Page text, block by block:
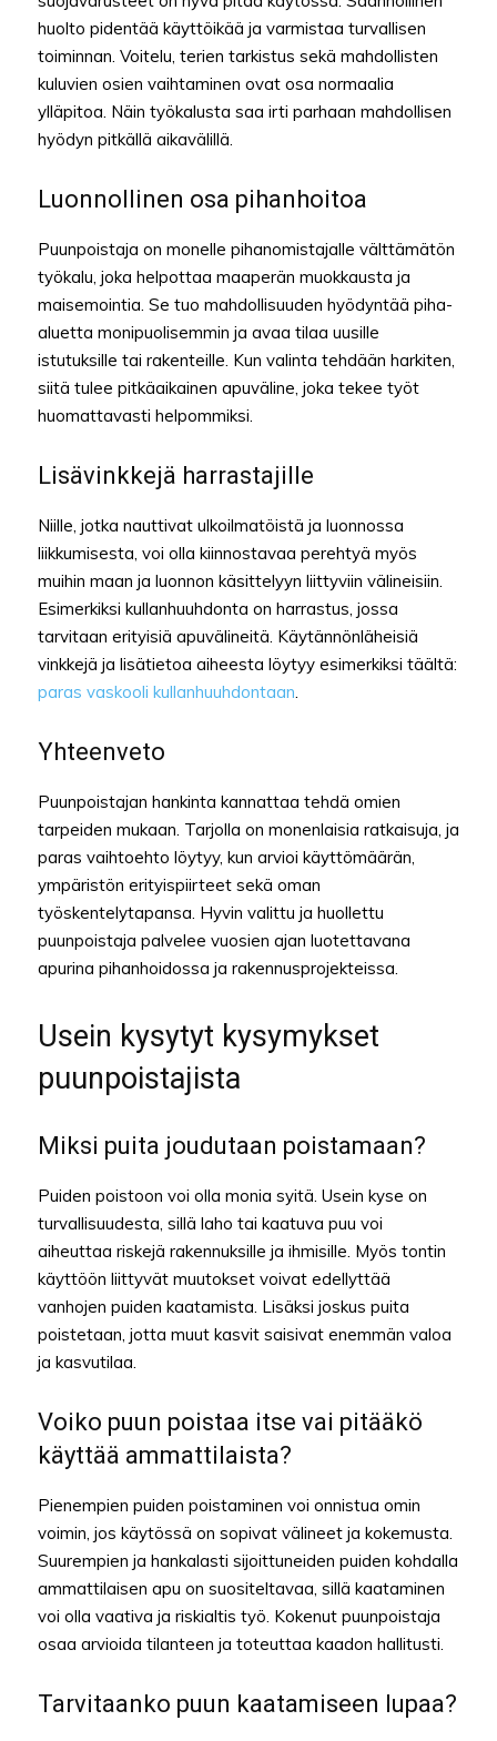
huolto pidentää käyttöikää ja varmistaa turvallisen
toiminnan. Voitelu, terien tarkistus sekä mahdollisten
kuluvien osien vaihtaminen ovat osa normaalia
ylläpitoa. Näin työkalusta saa irti parhaan mahdollisen
hyödyn pitkällä aikavälillä.
Luonnollinen osa pihanhoitoa
Puunpoistaja on monelle pihanomistajalle välttämätön
työkalu, joka helpottaa maaperän muokkausta ja
maisemointia. Se tuo mahdollisuuden hyödyntää piha-
aluetta monipuolisemmin ja avaa tilaa uusille
istutuksille tai rakenteille. Kun valinta tehdään harkiten,
siitä tulee pitkäaikainen apuväline, joka tekee työt
huomattavasti helpommiksi.
Lisävinkkejä harrastajille
Niille, jotka nauttivat ulkoilmatöistä ja luonnossa
liikkumisesta, voi olla kiinnostavaa perehtyä myös
muihin maan ja luonnon käsittelyyn liittyviin välineisiin.
Esimerkiksi kullanhuuhdonta on harrastus, jossa
tarvitaan erityisiä apuvälineitä. Käytännönläheisiä
vinkkejä ja lisätietoa aiheesta löytyy esimerkiksi täältä:
paras vaskooli kullanhuuhdontaan
Yhteenveto
Puunpoistajan hankinta kannattaa tehdä omien
tarpeiden mukaan. Tarjolla on monenlaisia ratkaisuja, ja
paras vaihtoehto löytyy, kun arvioi käyttömäärän,
ympäristön erityispiirteet sekä oman
työskentelytapansa. Hyvin valittu ja huollettu
puunpoistaja palvelee vuosien ajan luotettavana
apurina pihanhoidossa ja rakennusprojekteissa.
Usein kysytyt kysymykset
puunpoistajista
Miksi puita joudutaan poistamaan?
Puiden poistoon voi olla monia syitä. Usein kyse on
turvallisuudesta, sillä laho tai kaatuva puu voi
aiheuttaa riskejä rakennuksille ja ihmisille. Myös tontin
käyttöön liittyvät muutokset voivat edellyttää
vanhojen puiden kaatamista. Lisäksi joskus puita
poistetaan, jotta muut kasvit saisivat enemmän valoa
ja kasvutilaa.
Voiko puun poistaa itse vai pitääkö
käyttää ammattilaista?
Pienempien puiden poistaminen voi onnistua omin
voimin, jos käytössä on sopivat välineet ja kokemusta.
Suurempien ja hankalasti sijoittuneiden puiden kohdalla
ammattilaisen apu on suositeltavaa, sillä kaataminen
voi olla vaativa ja riskialtis työ. Kokenut puunpoistaja
osaa arvioida tilanteen ja toteuttaa kaadon hallitusti.
Tarvitaanko puun kaatamiseen lupaa?